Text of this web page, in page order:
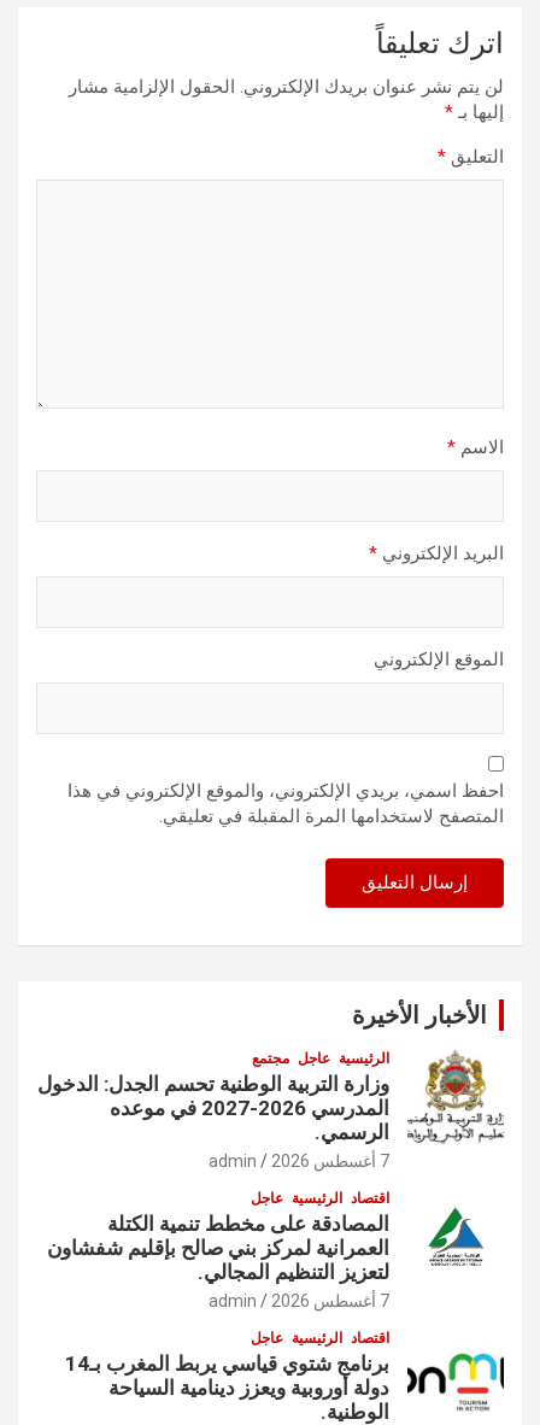
اترك تعليقاً
لن يتم نشر عنوان بريدك الإلكتروني. الحقول الإلزامية مشار
إليها بـ*
التعليق *
الاسم *
البريد الإلكتروني *
الموقع الإلكتروني
احفظ اسمي، بريدي الإلكتروني، والموقع الإلكتروني في هذا
المتصفح لاستخدامها المرة المقبلة في تعليقي.
الأخبار الأخيرة
الرئيسية عاجل مجتمع
وزارة التربية الوطنية تحسم الجدل: الدخول
المدرسي 2026-2027 في موعده
الرسمي.
7 أغسطس 2026 admin
اقتصاد الرئيسية عاجل
المصادقة على مخطط تنمية الكتلة
العمرانية لمركز بني صالح بإقليم شفشاون
لتعزيز التنظيم المجالي.
7 أغسطس 2026 admin
اقتصاد الرئيسية عاجل
برنامج شتوي قياسي يربط المغرب بـ14
دولة أوروبية ويعزز دينامية السياحة
الوطنية.